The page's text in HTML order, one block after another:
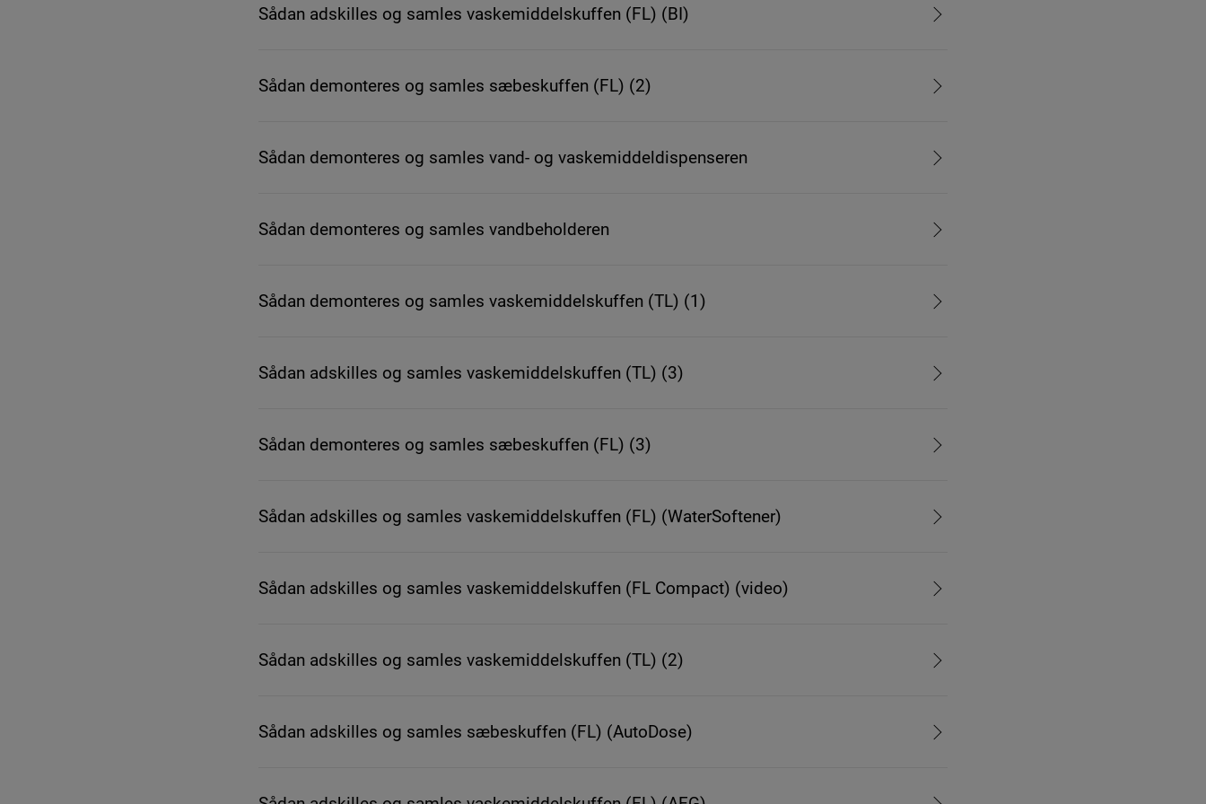
Sådan adskilles og samles vaskemiddelskuffen (FL) (BI)
Sådan demonteres og samles sæbeskuffen (FL) (2)
Sådan demonteres og samles vand- og vaskemiddeldispenseren
Sådan demonteres og samles vandbeholderen
Sådan demonteres og samles vaskemiddelskuffen (TL) (1)
Sådan adskilles og samles vaskemiddelskuffen (TL) (3)
Sådan demonteres og samles sæbeskuffen (FL) (3)
Sådan adskilles og samles vaskemiddelskuffen (FL) (WaterSoftener)
Sådan adskilles og samles vaskemiddelskuffen (FL Compact) (video)
Sådan adskilles og samles vaskemiddelskuffen (TL) (2)
Sådan adskilles og samles sæbeskuffen (FL) (AutoDose)